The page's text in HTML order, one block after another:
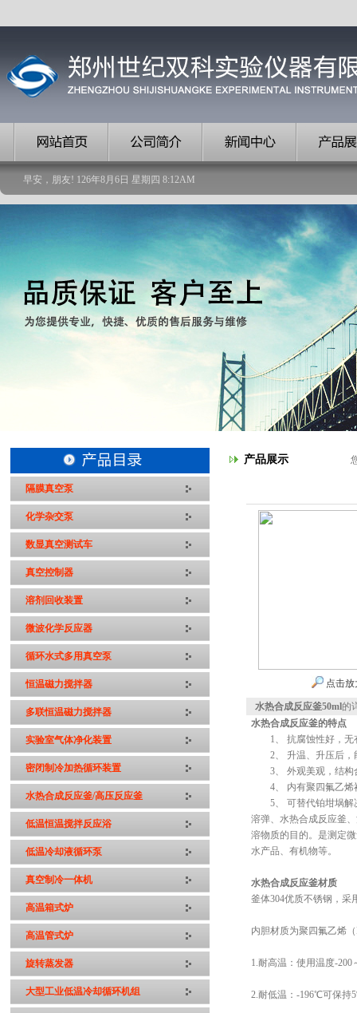
早安，朋友! 126年8月 6 日 星期四 8:12AM
隔膜真空泵
化学杂交泵
数显真空测试车
真空控制器
溶剂回收装置
微波化学反应器
循环水式多用真空泵
恒温磁力搅拌器
多联恒温磁力搅拌器
实验室气体净化装置
密闭制冷加热循环装置
水热合成反应釜/高压反应釜
低温恒温搅拌反应浴
低温冷却液循环泵
真空制冷一体机
高温箱式炉
高温管式炉
旋转蒸发器
大型工业低温冷却循环机组
产品展示
点击放
水热合成反应釜50ml的
水热合成反应釜的特点
1、 抗腐蚀性好，无
2、 升温、升压后，
3、 外观美观，结构
4、 内有聚四氟乙烯
5、 可替代铂坩埚解
溶弹、水热合成反应釜
溶物质的目的。是测定
水产品、有机物等。
水热合成反应釜材质
釜体304优质不锈钢，采
内胆材质为聚四氟乙烯
1.耐高温：使用温度-
2.耐低温：-196℃可保持